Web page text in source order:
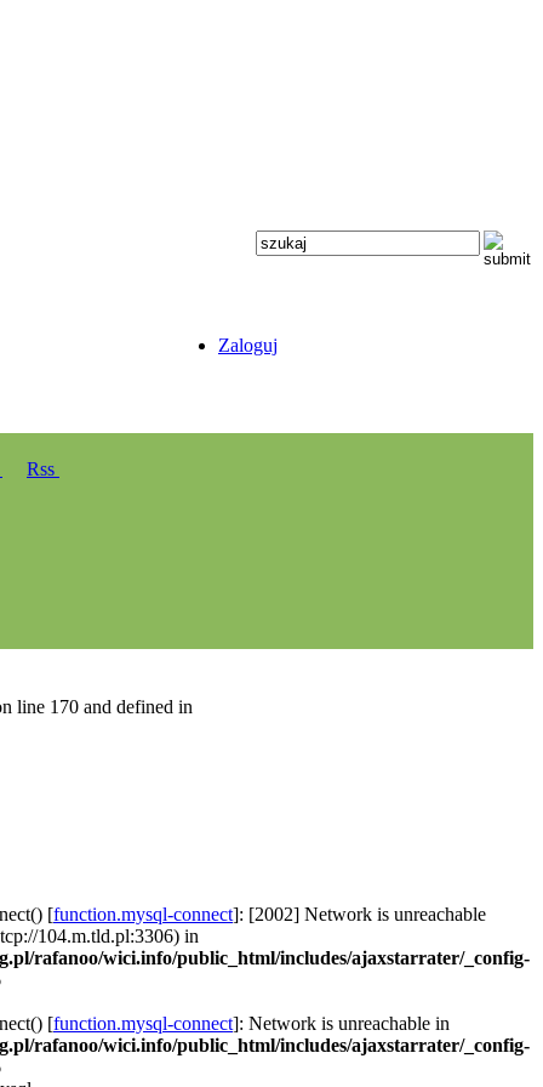
Zaloguj
Rss
line 170 and defined in
[function.mysql-connect]: [2002] Network is unreachable
104.m.tld.pl:3306) in
rafanoo/wici.info/public_html/includes/ajaxstarrater/_config-
[function.mysql-connect]: Network is unreachable in
rafanoo/wici.info/public_html/includes/ajaxstarrater/_config-